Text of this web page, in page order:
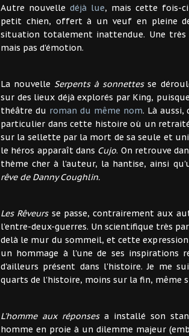
Autre nouvelle déjà lue, mais cette fois-ci
petit chien, offert à un veuf en pleine
situation totalement inattendue. Une
mais pas d'émotion.
La nouvelle Serpents à sonnettesse
sur des lieux déjà explorés par King,
théâtre du roman du même nom. Là
particulier dans cette histoire où un
sur la sellette par la mort de sa seule et
le héros apparaît dans Cujo. On retrouve
thème cher à l'auteur, la hantise, ainsi
rêve de Danny Coughlin.
Les Rêveursse passe, contrairement aux
l'entre-deux-guerres. Un scientifique très
delà le mur du sommeil, et cette
un hommage à l'une de ses inspirations
d'ailleurs présent dans l'histoire. Je me
quarts de l'histoire, moins sur la fin, même
L'homme aux réponsesa installé son
homme en proie à un dilemme majeur